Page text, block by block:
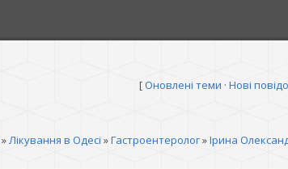
[Оновлені теми · Нові
»Лікування в Одесі »Гастроентеролог»Ірина